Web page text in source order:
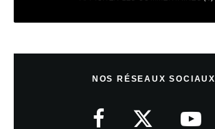
NOS RÉSEAUX SOCIAUX